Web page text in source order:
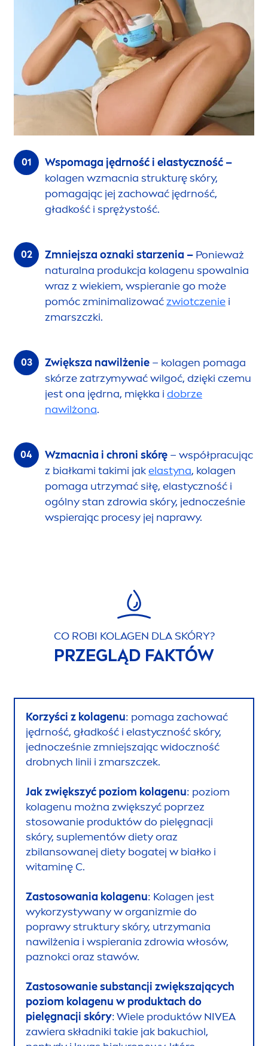
Wspomaga jędrność i elastyczność –
kolagen wzmacnia strukturę skóry,
pomagając jej zachować jędrność,
gładkość i sprężystość.
Zmniejsza oznaki starzenia – Ponieważ
naturalna produkcja kolagenu spowalnia
wraz z wiekiem, wspieranie go może
pomóc zminimalizowaćzwiotczenie i
zmarszczki.
Zwiększa nawilżenie – kolagen pomaga
skórze zatrzymywać wilgoć, dzięki czemu
jest ona jędrna, miękka i dobrze
nawilżona.
Wzmacnia i chroni skórę – współpracując
z białkami takimi jakelastyna, kolagen
pomaga utrzymać siłę, elastyczność i
ogólny stan zdrowia skóry, jednocześnie
wspierając procesy jej naprawy.
CO ROBI KOLAGEN DLA SKÓRY?
PRZEGLĄD FAKTÓW
Korzyści z kolagenu: pomaga zachować
jędrność, gładkość i elastyczność skóry,
jednocześnie zmniejszając widoczność
drobnych linii i zmarszczek.
Jak zwiększyć poziom kolagenu: poziom
kolagenu można zwiększyć poprzez
stosowanie produktów do pielęgnacji
skóry, suplementów diety oraz
zbilansowanej diety bogatej w białko i
witaminę C.
Zastosowania kolagenu: Kolagen jest
wykorzystywany w organizmie do
poprawy struktury skóry, utrzymania
nawilżenia i wspierania zdrowia włosów,
paznokci oraz stawów.
Zastosowanie substancji zwiększających
poziom kolagenu w produktach do
pielęgnacji skóry: Wiele produktów NIVEA
zawiera składniki takie jak bakuchiol,